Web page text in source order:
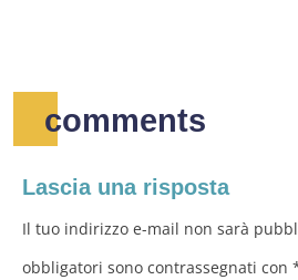
comments
Lascia una risposta
Il tuo indirizzo e-mail non sarà
obbligatori sono contrassegnati con